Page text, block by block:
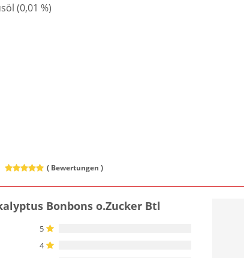
(0,01 %)
( Bewertungen )
Bonbons o.Zucker Btl
5
4